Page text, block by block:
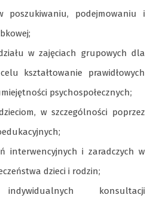
poszukiwaniu, podejmowaniu i
w zajęciach grupowych dla
kształtowanie prawidłowych
psychospołecznych;
w szczególności poprzez
interwencyjnych i zaradczych w
dzieci i rodzin;
konsultacji